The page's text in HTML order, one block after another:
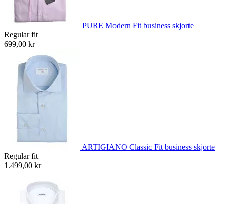
PURE Modern Fit business skjorte
Regular fit
699,00 kr
ARTIGIANO Classic Fit business skjorte
Regular fit
1.499,00 kr